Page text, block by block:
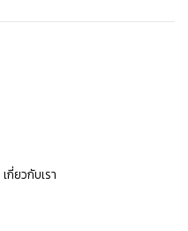
เกี่ยวกับเรา